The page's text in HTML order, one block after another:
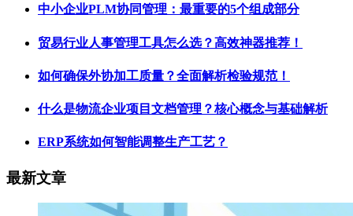
中小企业PLM协同管理：最重要的5个组成部分
贸易行业人事管理工具怎么选？高效神器推荐！
如何确保外协加工质量？全面解析检验规范！
什么是物流企业项目文档管理​？核心概念与基础解析
ERP系统如何智能调整生产工艺？
最新文章